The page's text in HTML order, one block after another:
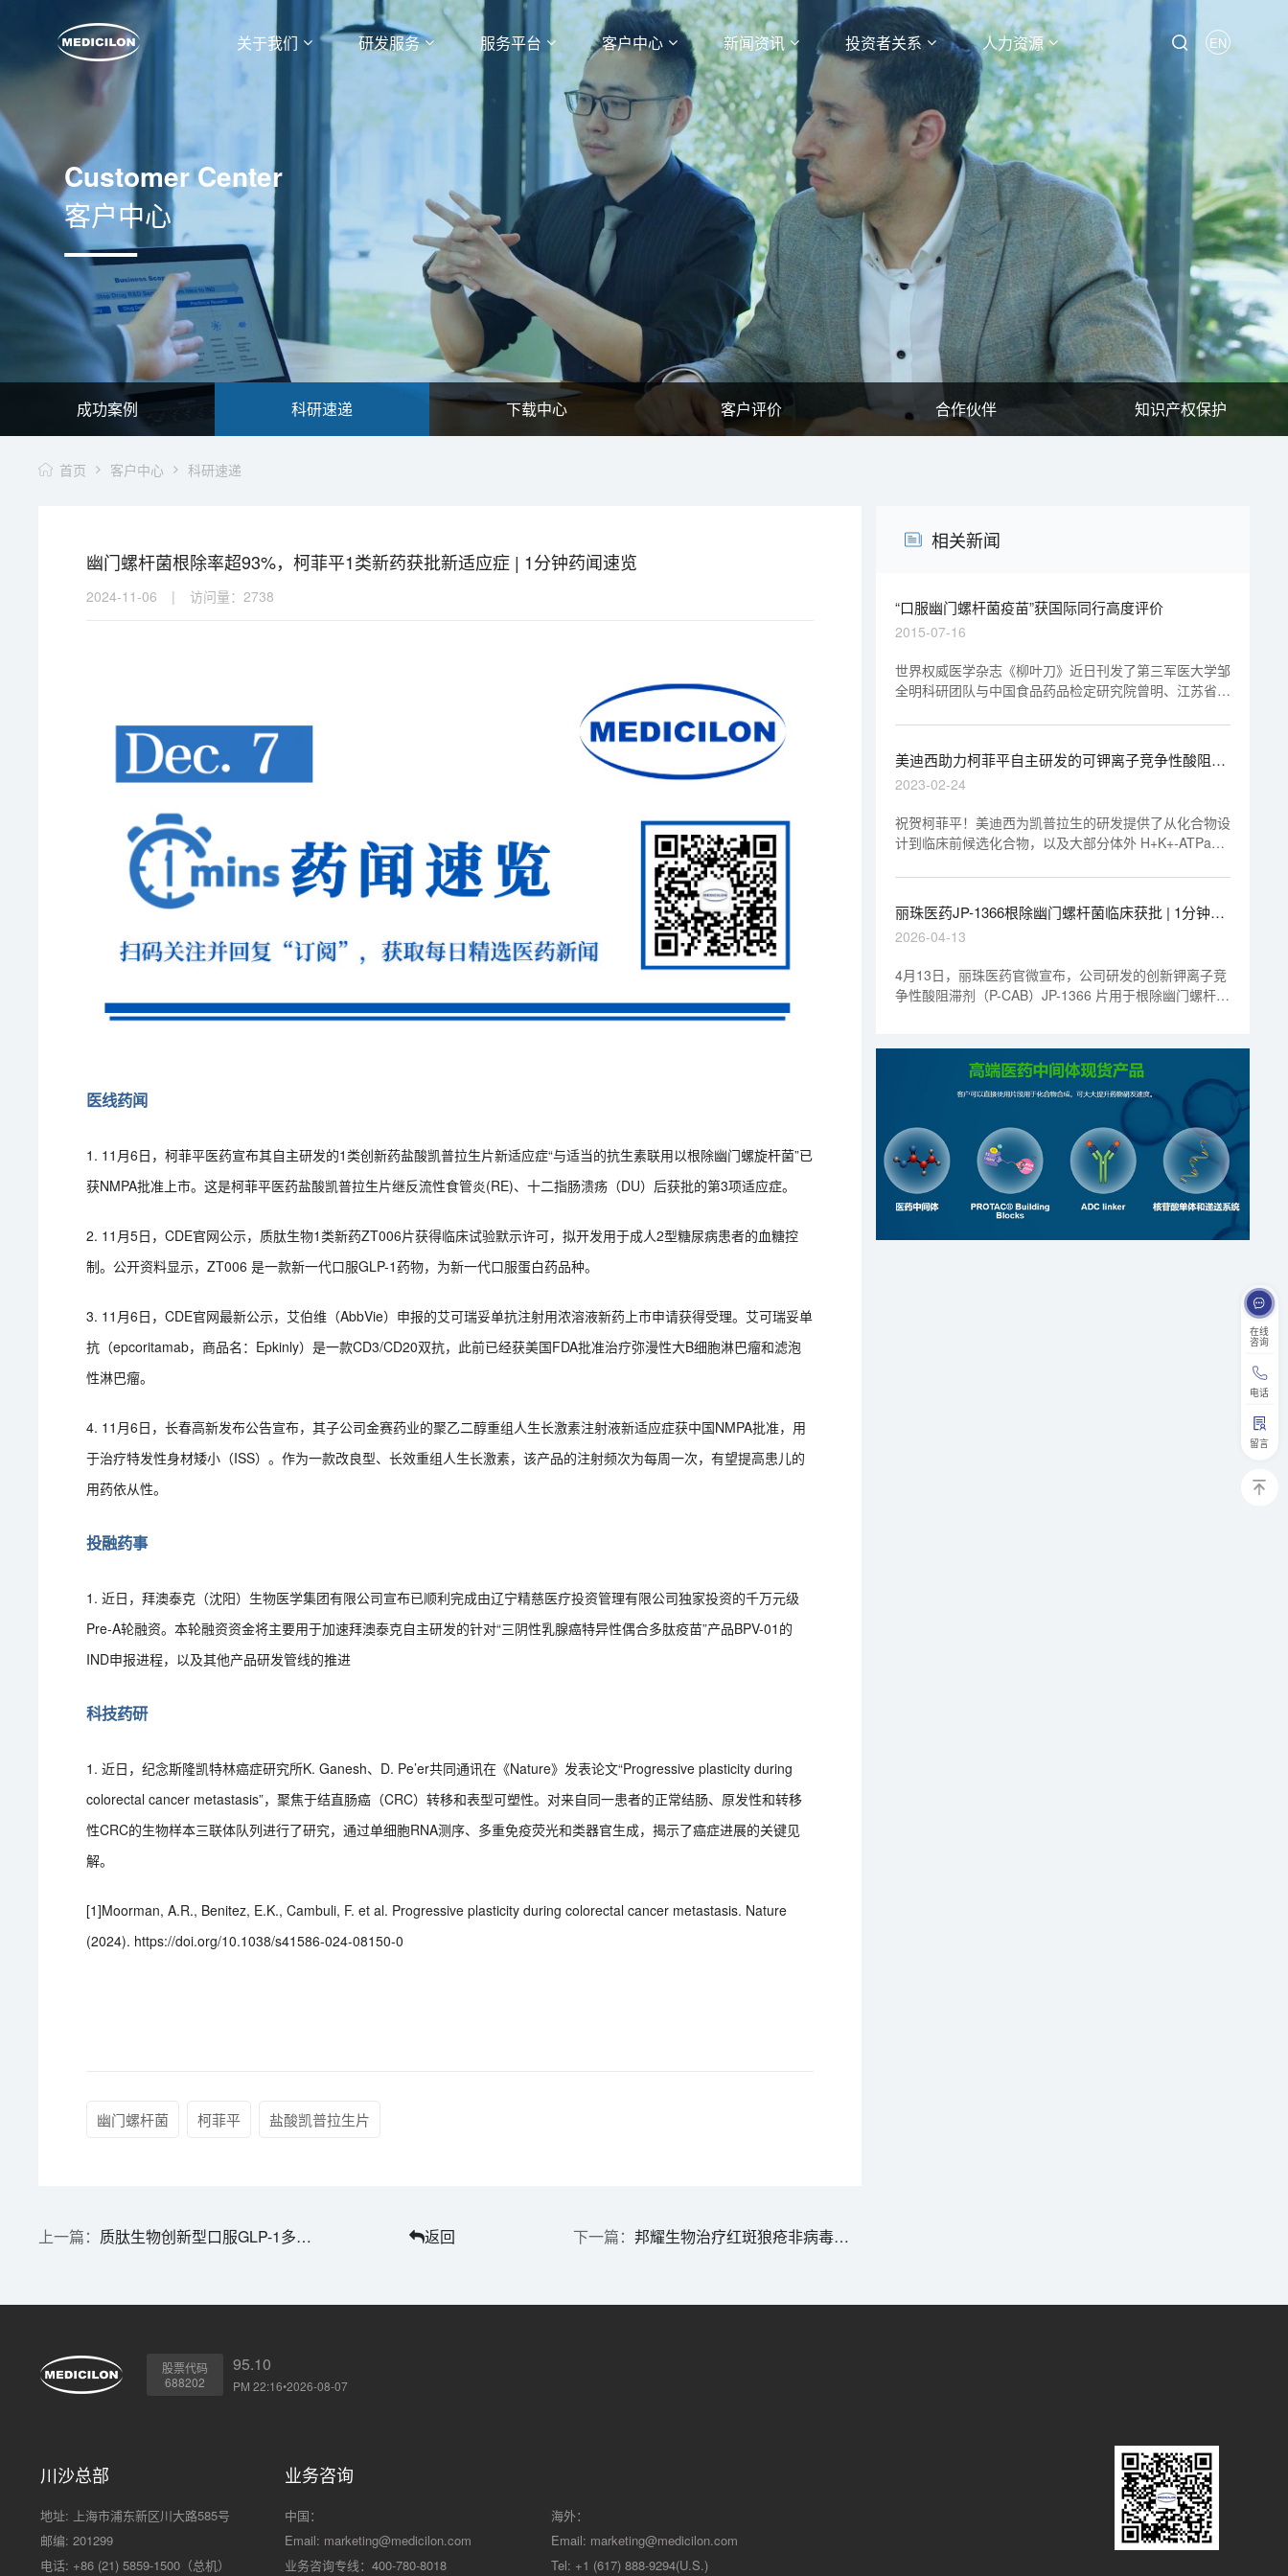
关于我们 研发服务 服务平台 客户中心 新闻资讯 投资者关系 人力资源 EN
在线
咨询
电话
留言
Customer Center
客户中心
成功案例 科研速递 下载中心 客户评价 合作伙伴 知识产权保护
首页 客户中心 科研速递
幽门螺杆菌根除率超93%，柯菲平1类新药获批新适应症 | 1分钟药闻速览
2024-11-06 | 访问量：2738
医线药闻
1. 11月6日，柯菲平医药宣布其自主研发的1类创新药盐酸凯普拉生片新适应症“与适当的抗生素联用以根除幽门螺旋杆菌”已
获NMPA批准上市。这是柯菲平医药盐酸凯普拉生片继反流性食管炎(RE)、十二指肠溃疡（DU）后获批的第3项适应症。
2. 11月5日，CDE官网公示，质肽生物1类新药ZT006片获得临床试验默示许可，拟开发用于成人2型糖尿病患者的血糖控
制。公开资料显示，ZT006 是一款新一代口服GLP-1药物，为新一代口服蛋白药品种。
3. 11月6日，CDE官网最新公示，艾伯维（AbbVie）申报的艾可瑞妥单抗注射用浓溶液新药上市申请获得受理。艾可瑞妥单
抗（epcoritamab，商品名：Epkinly）是一款CD3/CD20双抗，此前已经获美国FDA批准治疗弥漫性大B细胞淋巴瘤和滤泡
性淋巴瘤。
4. 11月6日，长春高新发布公告宣布，其子公司金赛药业的聚乙二醇重组人生长激素注射液新适应症获中国NMPA批准，用
于治疗特发性身材矮小（ISS）。作为一款改良型、长效重组人生长激素，该产品的注射频次为每周一次，有望提高患儿的
用药依从性。
投融药事
1. 近日，拜澳泰克（沈阳）生物医学集团有限公司宣布已顺利完成由辽宁精慈医疗投资管理有限公司独家投资的千万元级
Pre-A轮融资。本轮融资资金将主要用于加速拜澳泰克自主研发的针对“三阴性乳腺癌特异性偶合多肽疫苗”产品BPV-01的
IND申报进程，以及其他产品研发管线的推进
科技药研
1. 近日，纪念斯隆凯特林癌症研究所K. Ganesh、D. Pe’er共同通讯在《Nature》发表论文“Progressive plasticity during
colorectal cancer metastasis”，聚焦于结直肠癌（CRC）转移和表型可塑性。对来自同一患者的正常结肠、原发性和转移
性CRC的生物样本三联体队列进行了研究，通过单细胞RNA测序、多重免疫荧光和类器官生成，揭示了癌症进展的关键见
解。
[1]Moorman, A.R., Benitez, E.K., Cambuli, F. et al. Progressive plasticity during colorectal cancer metastasis. Nature
(2024). https://doi.org/10.1038/s41586-024-08150-0
幽门螺杆菌 柯菲平 盐酸凯普拉生片
质肽生物创新型口服GLP-1多肽获批临床 | 1分钟药闻速览 返回 邦耀生物治疗红斑狼疮非病毒定点整合PD1-CAR-T疗法获批临床 | 1分钟药闻速览
相关新闻
“口服幽门螺杆菌疫苗”获国际同行高度评价
2015-07-16
世界权威医学杂志《柳叶刀》近日刊发了第三军医大学邹
全明科研团队与中国食品药品检定研究院曾明、江苏省疾
Ⅲ期临床研究成果，并在其官网首页头条位置配发了澳大
利亚墨尔本大学菲利普·萨顿教授的专题评论。
美迪西助力柯菲平自主研发的可钾离子竞争性酸阻滞
剂「凯普拉生片」获批上市
2023-02-24
祝贺柯菲平！美迪西为凯普拉生的研发提供了从化合物设
计到临床前候选化合物，以及大部分体外 H+K+-ATPase
丽珠医药JP-1366根除幽门螺杆菌临床获批 | 1分钟药
闻速览
2026-04-13
4月13日，丽珠医药官微宣布，公司研发的创新钾离子竞
争性酸阻滞剂（P-CAB）JP-1366 片用于根除幽门螺杆菌
治疗则处于 Ⅱ 期临床阶段。
股票代码
688202
95.10
PM 22:16•2026-08-07
川沙总部
地址: 上海市浦东新区川大路585号
邮编: 201299
电话: +86 (21) 5859-1500（总机）
业务咨询
中国：
Email: marketing@medicilon.com
业务咨询专线：400-780-8018
海外：
Email: marketing@medicilon.com
Tel: +1 (617) 888-9294(U.S.)